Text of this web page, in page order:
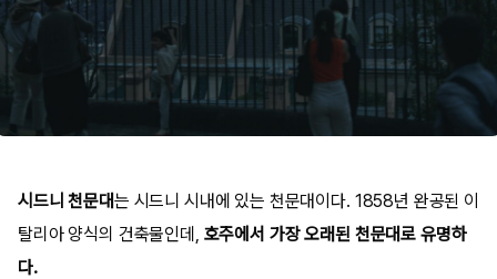
시드니 천문대는 시드니 시내에 있는 천문대이다. 1858년 완공된 이
탈리아 양식의 건축물인데, 호주에서 가장 오래된 천문대로 유명하
다.